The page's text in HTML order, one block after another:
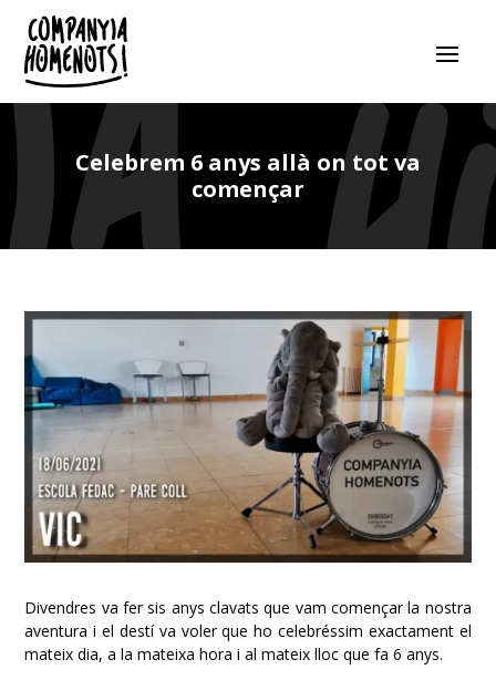
Celebrem 6 anys allà on tot va
començar
Divendres va fer sis anys clavats que vam començar la nostra
aventura i el destí va voler que ho celebréssim exactament el
mateix dia, a la mateixa hora i al mateix lloc que fa 6 anys.